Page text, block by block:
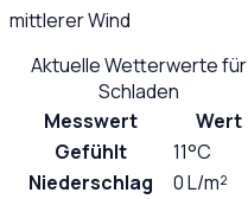
mittlerer Wind
Aktuelle Wetterwerte für
Schladen
Messwert
Wert
Gefühlt
11°C
Niederschlag
0 L/m²